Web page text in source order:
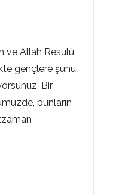
ve Allah Resulü
gençlere şunu
Bir
bunların